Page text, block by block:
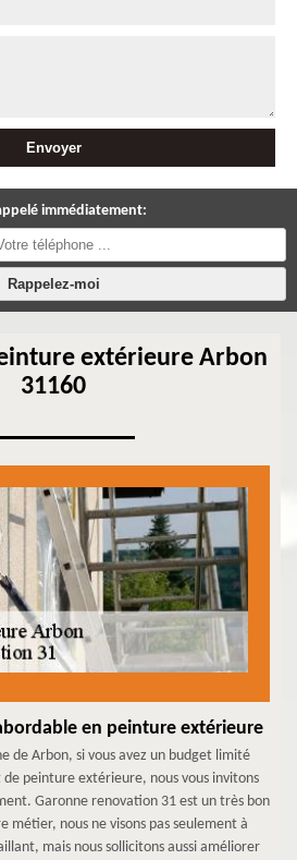
immédiatement:
extérieure Arbon
31160
en peinture extérieure
de Arbon, si vous avez un budget limité
peinture extérieure, nous vous invitons
Garonne renovation 31 est un très bon
métier, nous ne visons pas seulement à
mais nous sollicitons aussi améliorer